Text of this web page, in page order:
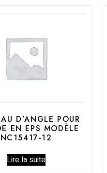
D’ANGLE POUR
EN EPS MODÈLE
NC15417-12
Lire la suite